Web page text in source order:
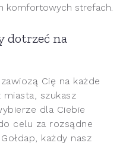
komfortowych strefach.
dotrzeć na
Cię na każde
szukasz
dla Ciebie
celu za rozsądne
każdy nasz